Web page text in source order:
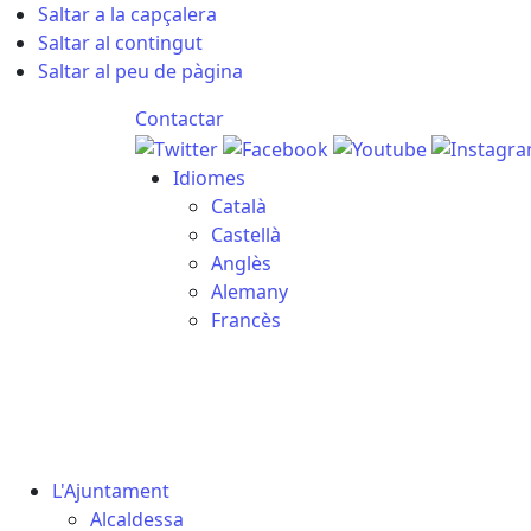
Saltar a la capçalera
Saltar al contingut
Saltar al peu de pàgina
Contactar
Idiomes
Català
Castellà
Anglès
Alemany
Francès
L'Ajuntament
Alcaldessa